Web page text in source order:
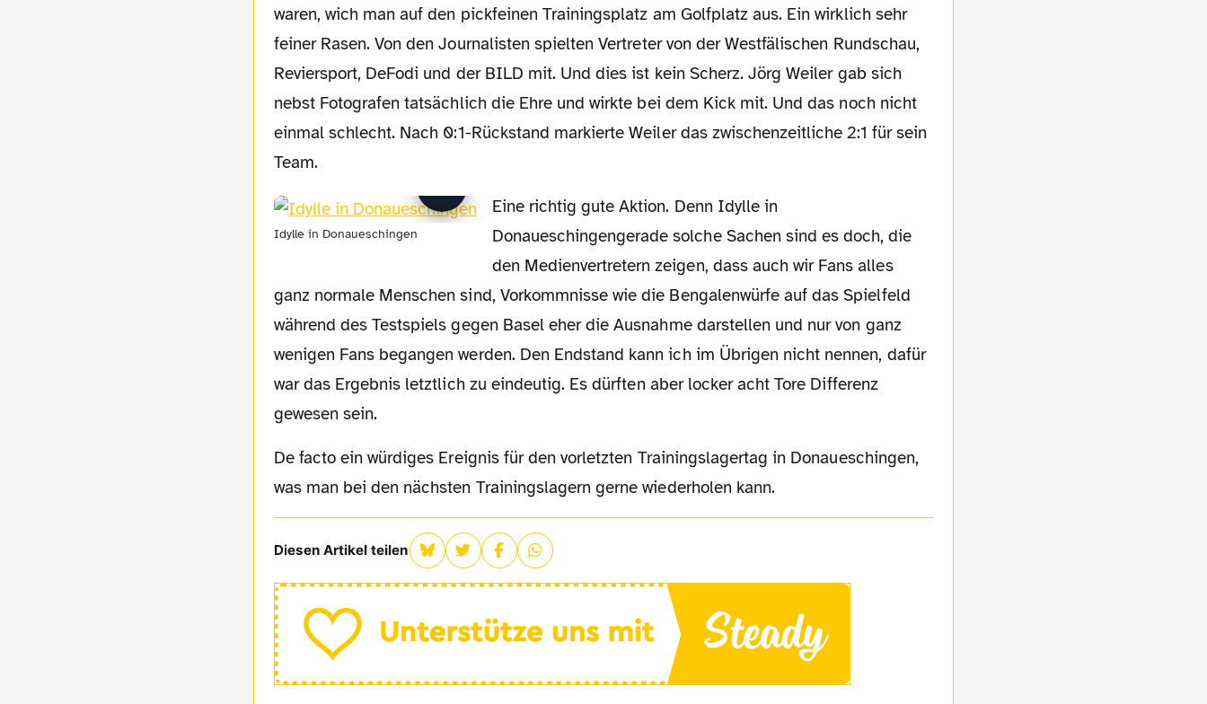
waren, wich man auf den pickfeinen Trainingsplatz am Golfplatz aus. Ein wirklich sehr
feiner Rasen. Von den Journalisten spielten Vertreter von der Westfälischen Rundschau,
Reviersport, DeFodi und der BILD mit. Und dies ist kein Scherz. Jörg Weiler gab sich
nebst Fotografen tatsächlich die Ehre und wirkte bei dem Kick mit. Und das noch nicht
einmal schlecht. Nach 0:1-Rückstand markierte Weiler das zwischenzeitliche 2:1 für sein
Team.
Idylle in Donaueschingen
Eine richtig gute Aktion. Denn Idylle in
Donaueschingengerade solche Sachen sind es doch, die
den Medienvertretern zeigen, dass auch wir Fans alles
ganz normale Menschen sind, Vorkommnisse wie die Bengalenwürfe auf das Spielfeld
während des Testspiels gegen Basel eher die Ausnahme darstellen und nur von ganz
wenigen Fans begangen werden. Den Endstand kann ich im Übrigen nicht nennen, dafür
war das Ergebnis letztlich zu eindeutig. Es dürften aber locker acht Tore Differenz
gewesen sein.
De facto ein würdiges Ereignis für den vorletzten Trainingslagertag in Donaueschingen,
was man bei den nächsten Trainingslagern gerne wiederholen kann.
Diesen Artikel teilen